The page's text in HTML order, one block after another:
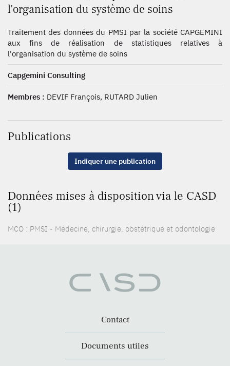
l'organisation du système de soins
Traitement des données du PMSI par la société CAPGEMINI
aux fins de réalisation de statistiques relatives à
l'organisation du système de soins
Capgemini Consulting
Membres : DEVIF François, RUTARD Julien
Publications
Indiquer une publication
Données mises à disposition via le CASD
(1)
MCO : PMSI - Médecine, chirurgie, obstétrique et odontologie
Contact
Documents utiles